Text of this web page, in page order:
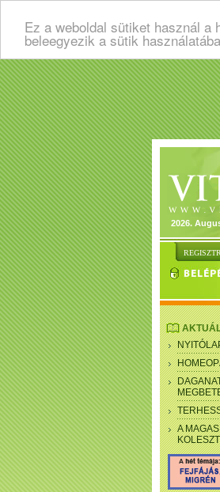
Ez a weboldal sütiket használ
beleegyezik a sütik
2026.
A MAGAS